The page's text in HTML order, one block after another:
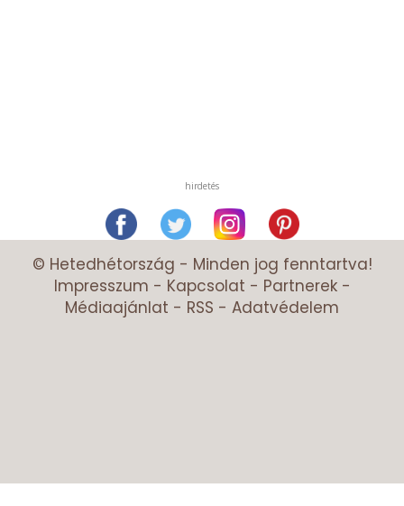
hirdetés
© Hetedhétország - Minden jog fenntartva!
Impresszum - Kapcsolat - Partnerek-
Médiaajánlat - RSS - Adatvédelem